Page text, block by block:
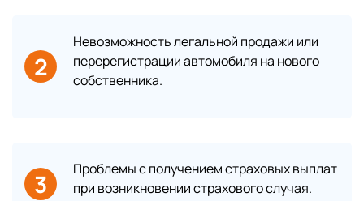
2
Невозможность легальной продажи или
перерегистрации автомобиля на нового
собственника.
3
Проблемы с получением страховых выплат
при возникновении страхового случая.